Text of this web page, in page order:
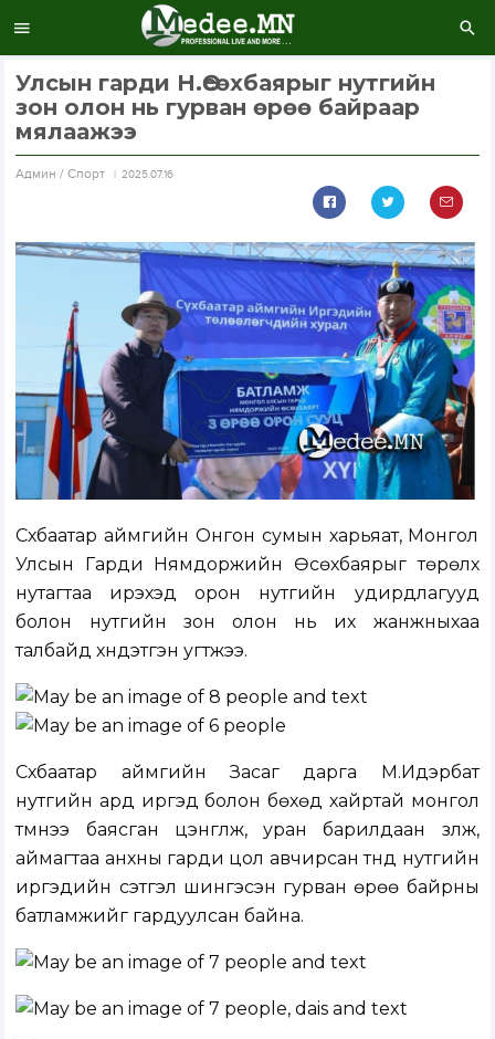
Улсын гарди Н.Өсөхбаярыг нутгийн
зон олон нь гурван өрөө байраар
мялаажээ
Aдмин / Спорт 2025.07.16
Сүхбаатар аймгийн Онгон сумын харьяат, Монгол
Улсын Гарди Нямдоржийн Өсөхбаярыг төрөлх
нутагтаа ирэхэд орон нутгийн удирдлагууд
болон нутгийн зон олон нь их жанжныхаа
талбайд хүндэтгэн угтжээ.
Сүхбаатар аймгийн Засаг дарга М.Идэрбат
нутгийн ард иргэд болон бөхөд хайртай монгол
түмнээ баясган цэнгүүлж, уран барилдаан үзүүлж,
аймагтаа анхны гарди цол авчирсан түүнд нутгийн
иргэдийн сэтгэл шингэсэн гурван өрөө байрны
батламжийг гардуулсан байна.